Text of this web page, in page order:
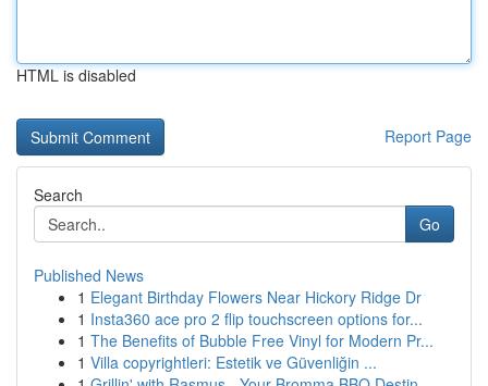
HTML is disabled
Report Page
Search
Go
Published News
1 Elegant Birthday Flowers Near Hickory Ridge Dr
1 Insta360 ace pro 2 flip touchscreen options for...
1 The Benefits of Bubble Free Vinyl for Modern Pr...
1 Villa copyrightleri: Estetik ve Güvenliğin ...